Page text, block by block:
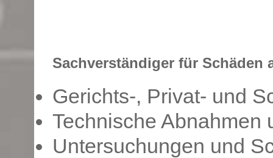
Sachverständiger für Schäden
Gerichts-, Privat- und
Technische Abnahmen
Untersuchungen und